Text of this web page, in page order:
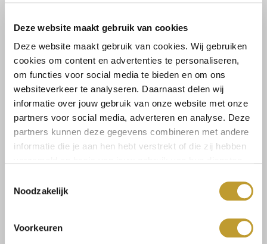
Deze website maakt gebruik van cookies
Deze website maakt gebruik van cookies. Wij gebruiken
cookies om content en advertenties te personaliseren,
om functies voor social media te bieden en om ons
websiteverkeer te analyseren. Daarnaast delen wij
informatie over jouw gebruik van onze website met onze
partners voor social media, adverteren en analyse. Deze
partners kunnen deze gegevens combineren met andere
informatie die je aan hen hebt verstrekt of die zij hebben
Noodzakelijk
Voorkeuren
Lees meer
Back in stock alert!
Size guide Verzenden & retourneren